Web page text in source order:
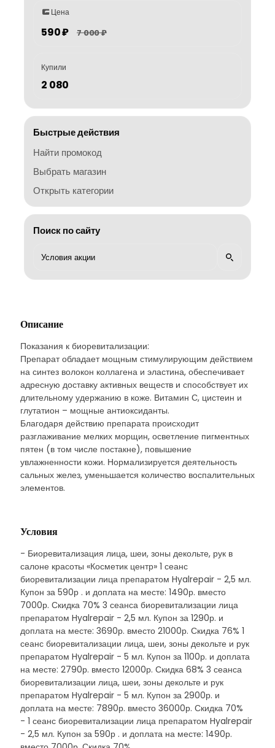
Цена
590 ₽ 7 000 ₽
Купили
2 080
Быстрые действия
Найти промокод
Выбрать магазин
Открыть категории
Поиск по сайту
Описание
Показания к биоревитализации:
Препарат обладает мощным стимулирующим действием
на синтез волокон коллагена и эластина, обеспечивает
адресную доставку активных веществ и способствует их
длительному удержанию в коже. Витамин С, цистеин и
глутатион – мощные антиоксиданты.
Благодаря действию препарата происходит
разглаживание мелких морщин, осветление пигментных
пятен (в том числе постакне), повышение
увлажненности кожи. Нормализируется деятельность
сальных желез, уменьшается количество воспалительных
элементов.
Условия
- Биоревитализация лица, шеи, зоны декольте, рук в
салоне красоты «Косметик центр» 1 сеанс
биоревитализации лица препаратом Hyalrepair - 2,5 мл.
Купон за 590р . и доплата на месте: 1490р. вместо
7000р. Скидка 70% 3 сеанса биоревитализации лица
препаратом Hyalrepair - 2,5 мл. Купон за 1290р. и
доплата на месте: 3690р. вместо 21000р. Скидка 76% 1
сеанс биоревитализации лица, шеи, зоны декольте и рук
препаратом Hyalrepair - 5 мл. Купон за 1100р. и доплата
на месте: 2790р. вместо 12000р. Скидка 68% 3 сеанса
биоревитализации лица, шеи, зоны декольте и рук
препаратом Hyalrepair - 5 мл. Купон за 2900р. и
доплата на месте: 7890р. вместо 36000р. Скидка 70%
- 1 сеанс биоревитализации лица препаратом Hyalrepair
- 2,5 мл. Купон за 590р . и доплата на месте: 1490р.